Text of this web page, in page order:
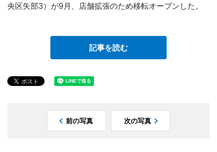
央区矢部3）が9月、店舗拡張のため移転オープンした。
記事を読む
前の写真 次の写真